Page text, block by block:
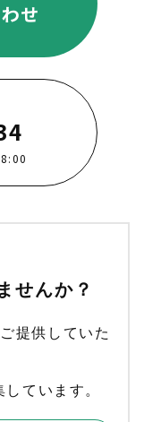
せ
せんか？
提供していた
ています。